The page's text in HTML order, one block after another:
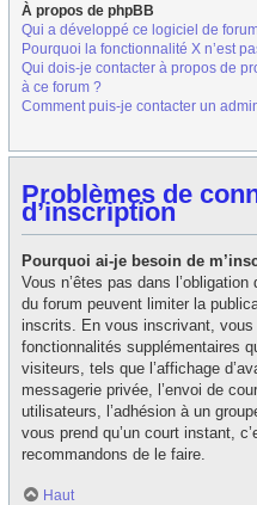
À propos de phpBB
Qui a développé ce logiciel de
Pourquoi la fonctionnalité X n’est
Qui dois-je contacter à propos de
à ce forum ?
Comment puis-je contacter un
Problèmes de
d’inscription
Pourquoi ai-je besoin de
Vous n’êtes pas dans
du forum peuvent limiter la
inscrits. En vous inscrivant,
fonctionnalités supplémentaires
visiteurs, tels que l’affichage
messagerie privée, l’envoi de
utilisateurs, l’adhésion à un
vous prend qu’un court instant,
recommandons de le faire.
Haut